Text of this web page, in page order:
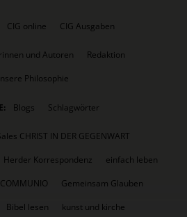
CIG online CIG Ausgaben
und Autoren
Redaktion
Philosophie
Blogs Schlagwörter
CHRIST IN DER GEGENWART
Herder Korrespondenz
einfach leben
COMMUNIO
Gemeinsam Glauben
Bibel lesen kunst und kirche